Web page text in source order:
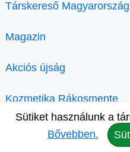
Társkereső Magyarország
Magazin
Akciós újság
Kozmetika Rákosmente
Sütiket használunk a
Bővebben.